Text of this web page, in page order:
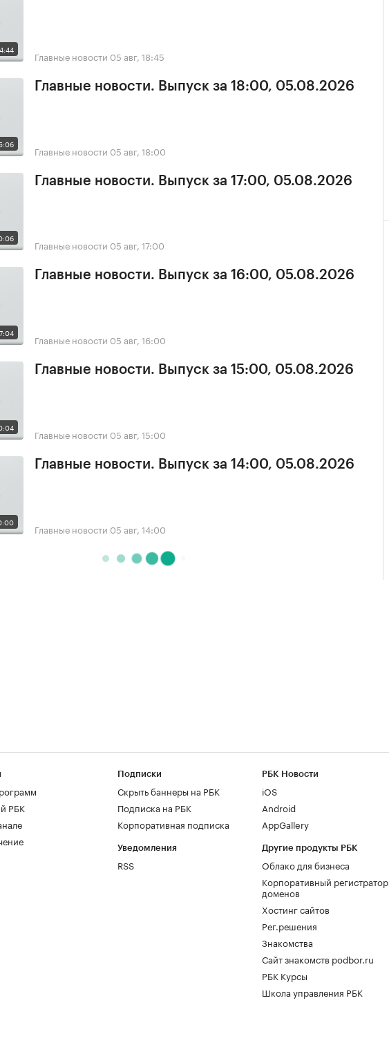
Главные новости 05 авг, 18:45
Главные новости. Выпуск за 18:00, 05.08.2026
Главные новости 05 авг, 18:00
Главные новости. Выпуск за 17:00, 05.08.2026
Главные новости 05 авг, 17:00
Главные новости. Выпуск за 16:00, 05.08.2026
Главные новости 05 авг, 16:00
Главные новости. Выпуск за 15:00, 05.08.2026
Главные новости 05 авг, 15:00
Главные новости. Выпуск за 14:00, 05.08.2026
Главные новости 05 авг, 14:00
РБК
Подписки
Скрыть баннеры на РБК
Подписка на РБК
Корпоративная подписка
Уведомления
RSS
РБК Новости
iOS
Android
AppGallery
Другие продукты РБК
Облако для бизнеса
Корпоративный регистратор
доменов
Хостинг сайтов
Рег.решения
Знакомства
Сайт знакомств podbor.ru
РБК Курсы
Школа управления РБК